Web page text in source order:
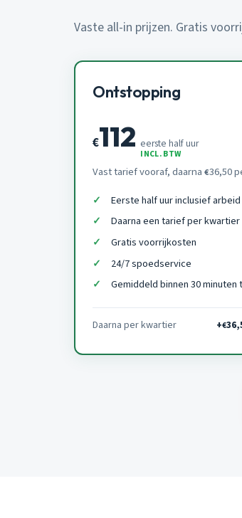
Vaste all-in prijzen. Gratis
Ontstopping
€112 eerste half uur
INCL. BTW
Vast tarief vooraf, daarna €36,50
Eerste half uur inclusief arbeid
Daarna een tarief per kwartier
Gratis voorrijkosten
24/7 spoedservice
Gemiddeld binnen 30 minuten
Daarna per kwartier +€